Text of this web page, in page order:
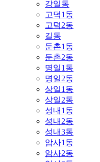
강일동
고덕1동
고덕2동
길동
둔촌1동
둔촌2동
명일1동
명일2동
상일1동
상일2동
성내1동
성내2동
성내3동
암사1동
암사2동